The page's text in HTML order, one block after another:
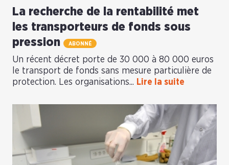
La recherche de la rentabilité met
les transporteurs de fonds sous
pression
ABONNÉ
Un récent décret porte de 30 000 à 80 000 euros
le transport de fonds sans mesure particulière de
protection. Les organisations... Lire la suite